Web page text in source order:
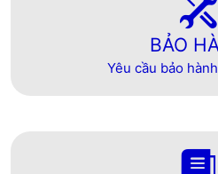
BẢO
Yêu cầu bảo